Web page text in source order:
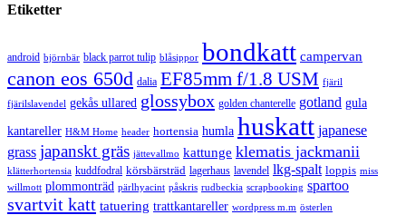
Etiketter
android björnbär black parrot tulip blåsippor bondkatt campervan
canon eos 650d dalia EF85mm f/1.8 USM fjäril
fjärilslavendel gekås ullared glossybox golden chanterelle gotland gula
kantareller H&M Home header hortensia humla huskatt japanese
grass japanskt gräs jättevallmo kattunge klematis jackmanii
klätterhortensia kuddfodral körsbärsträd lagerhaus lavendel lkg-spalt loppis miss
willmott plommonträd pärlhyacint påskris rudbeckia scrapbooking spartoo
svartvit katt tatuering trattkantareller wordpress m.m österlen